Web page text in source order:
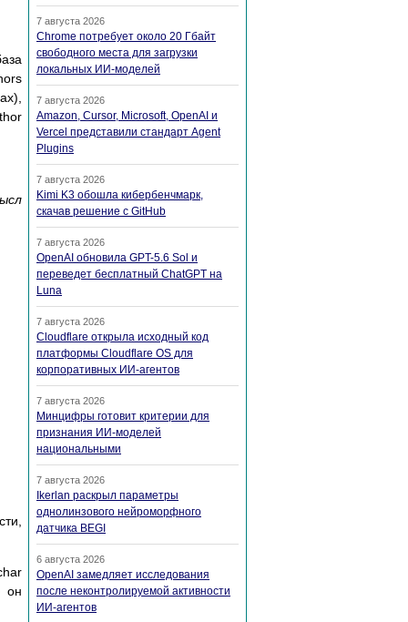
он
7 августа 2026
Chrome потребует около 20 Гбайт
свободного места для загрузки
локальных ИИ-моделей
7 августа 2026
Amazon, Cursor, Microsoft, OpenAI и
Vercel представили стандарт Agent
Plugins
7 августа 2026
Kimi K3 обошла кибербенчмарк,
скачав решение с GitHub
7 августа 2026
OpenAI обновила GPT-5.6 Sol и
переведет бесплатный ChatGPT на
Luna
7 августа 2026
Cloudflare открыла исходный код
платформы Cloudflare OS для
корпоративных ИИ-агентов
7 августа 2026
Минцифры готовит критерии для
признания ИИ-моделей
национальными
7 августа 2026
Ikerlan раскрыл параметры
однолинзового нейроморфного
датчика BEGI
6 августа 2026
OpenAI замедляет исследования
после неконтролируемой активности
ИИ-агентов